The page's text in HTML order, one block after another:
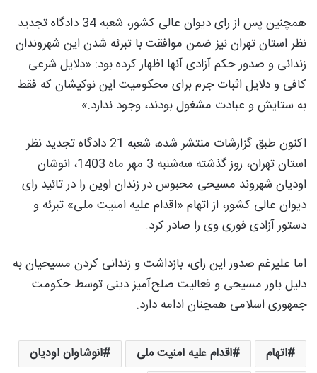
همچنین پس از رای دیوان عالی کشور، شعبه 34 دادگاه تجدید
نظر استان تهران نیز ضمن موافقت با تبرئه شدن این شهروندان
زندانی و صدور حکم آزادی آنها اظهار کرده بود: «دلایل شرعی
کافی و دلایل اثبات جرم برای محکومیت این نوکیشان که فقط
به ستایش و عبادت مشغول بودند، وجود ندارد.»
اکنون طبق گزارشات منتشر شده، شعبه 21 دادگاه تجدید نظر
استان تهران، روز گذشته سه‌شنبه 3 مهر ماه 1403، انوشان
اودیان شهروند مسیحی محبوس در زندان اوین را در تائید رای
دیوان عالی کشور، از اتهام «اقدام علیه امنیت ملی» تبرئه و
دستور آزادی فوری وی را صادر کرد.
اما علیرغم صدور این رای، بازداشت و زندانی کردن مسیحیان به
دلیل باور مسیحی و فعالیت صلح‌آمیز دینی توسط حکومت
جمهوری اسلامی همچنان ادامه دارد.
اتهام اقدام علیه امنیت ملی
انوشاوان اودیان